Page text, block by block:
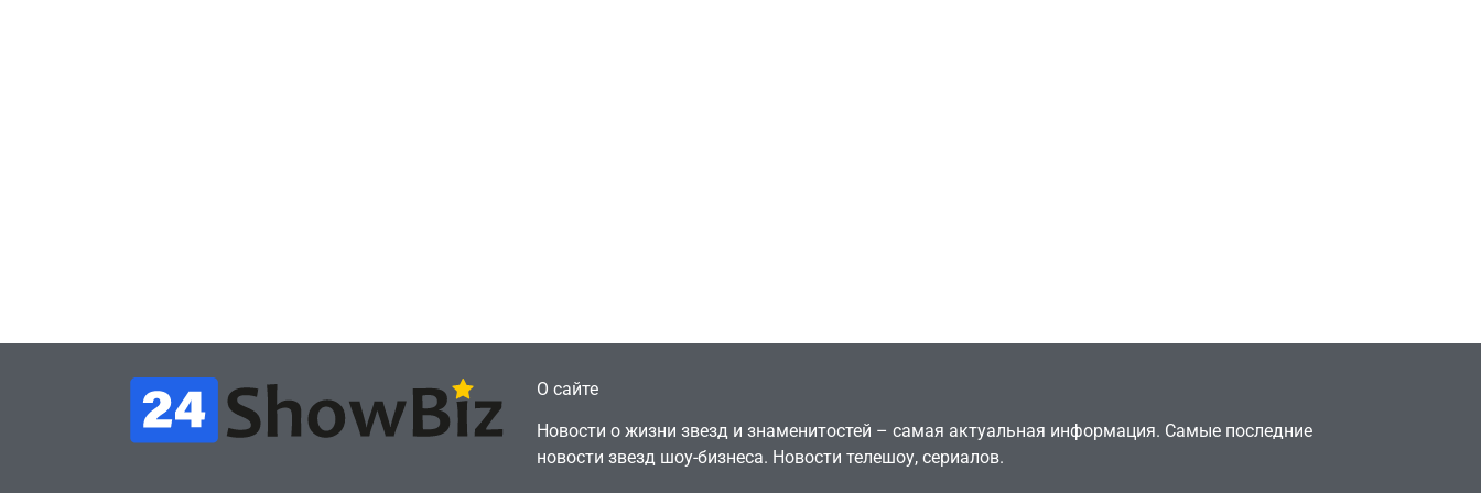
О сайте
Новости о жизни звезд и знаменитостей – самая актуальная информация. Самые последние
новости звезд шоу-бизнеса. Новости телешоу, сериалов.